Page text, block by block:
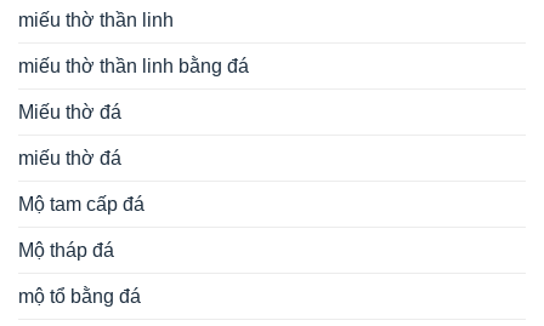
miếu thờ thần linh
miếu thờ thần linh bằng đá
Miếu thờ đá
miếu thờ đá
Mộ tam cấp đá
Mộ tháp đá
mộ tổ bằng đá